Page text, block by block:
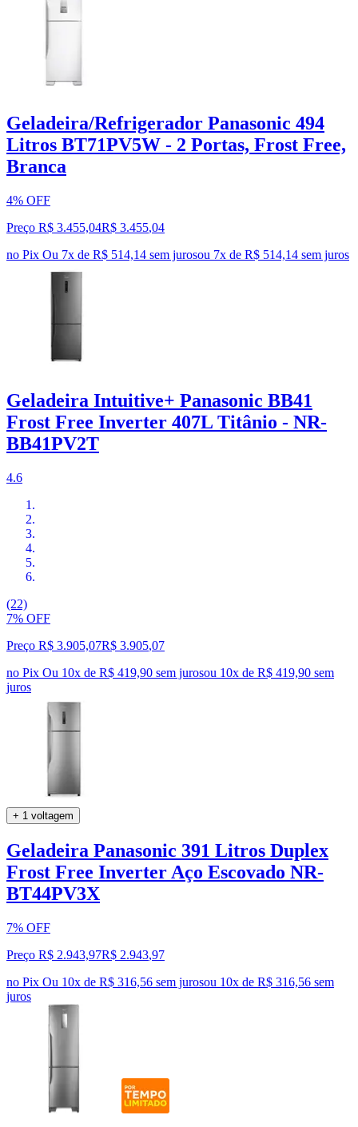
Geladeira/Refrigerador Panasonic 494
Litros BT71PV5W - 2 Portas, Frost Free,
Branca
4% OFF
Preço R$ 3.455,04R$ 3.455,04
no Pix Ou 7x de R$ 514,14 sem jurosou 7x de R$ 514,14 sem juros
Geladeira Intuitive+ Panasonic BB41
Frost Free Inverter 407L Titânio - NR-
BB41PV2T
4.6
(22)
7% OFF
Preço R$ 3.905,07R$ 3.905,07
no Pix Ou 10x de R$ 419,90 sem jurosou 10x de R$ 419,90 sem
juros
+ 1 voltagem
Geladeira Panasonic 391 Litros Duplex
Frost Free Inverter Aço Escovado NR-
BT44PV3X
7% OFF
Preço R$ 2.943,97R$ 2.943,97
no Pix Ou 10x de R$ 316,56 sem jurosou 10x de R$ 316,56 sem
juros